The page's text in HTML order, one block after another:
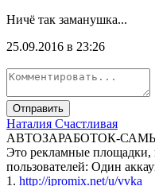
Ничё так заманушка...
25.09.2016 в 23:26
Отправить
Наталия Счастливая
АВТОЗАРАБОТОК-
Это рекламные площадки,
пользователей: Один
1. http://ipromix.net/u/vvka